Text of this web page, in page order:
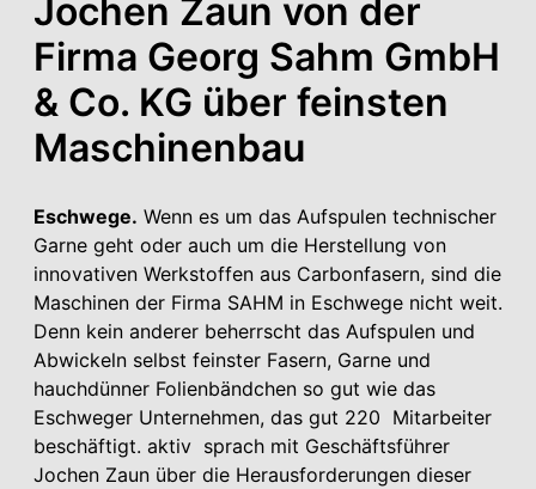
Jochen Zaun von der
Firma Georg Sahm GmbH
& Co. KG über feinsten
Maschinenbau
Eschwege. Wenn es um das Aufspulen technischer
Garne geht oder auch um die Herstellung von
innovativen Werkstoffen aus Carbonfasern, sind die
Maschinen der Firma SAHM in Eschwege nicht weit.
Denn kein anderer beherrscht das Aufspulen und
Abwickeln selbst feinster Fasern, Garne und
hauchdünner Folienbändchen so gut wie das
Eschweger Unter­nehmen, das gut 220 Mitarbeiter
beschäftigt. aktiv sprach mit Geschäftsführer
Jochen Zaun über die Herausforderungen dieser